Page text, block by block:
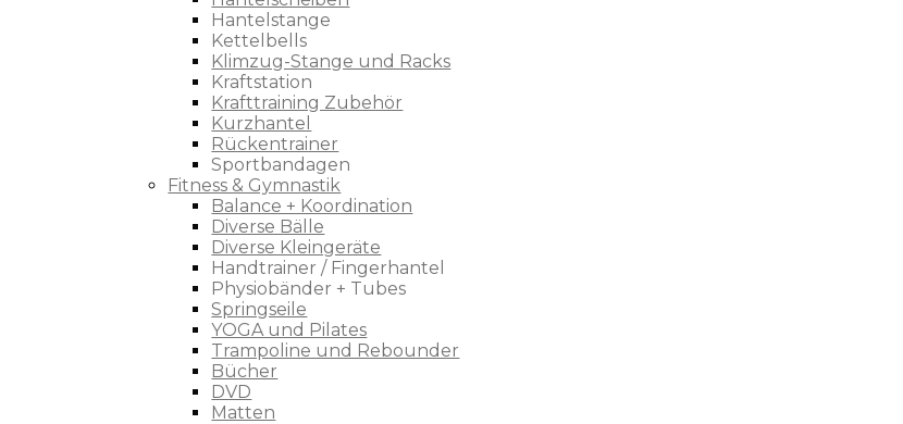
Hantelstange
Kettelbells
Klimzug-Stange und Racks
Kraftstation
Krafttraining Zubehör
Kurzhantel
Rückentrainer
Sportbandagen
Fitness & Gymnastik
Balance + Koordination
Diverse Bälle
Diverse Kleingeräte
Handtrainer / Fingerhantel
Physiobänder + Tubes
Springseile
YOGA und Pilates
Trampoline und Rebounder
Bücher
DVD
Matten